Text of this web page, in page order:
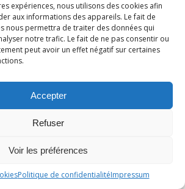
expériences, nous utilisons des cookies afin
aux informations des appareils. Le fait de
nous permettra de traiter des données qui
notre trafic. Le fait de ne pas consentir ou
peut avoir un effet négatif sur certaines
Accepter
Refuser
Voir les préférences
Politique de confidentialitéImpressum
II PETITE ENFANCE de
pour les personnes travaillant
de jeunes enfants